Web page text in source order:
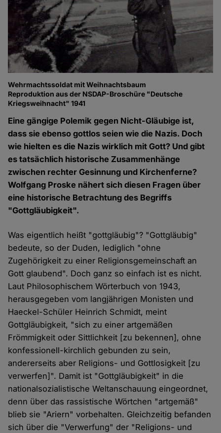
Wehrmachtssoldat mit Weihnachtsbaum
Reproduktion aus der NSDAP-Broschüre "Deutsche
Kriegsweihnacht" 1941
Eine gängige Polemik gegen Nicht-Gläubige ist,
dass sie ebenso gottlos seien wie die Nazis. Doch
wie hielten es die Nazis wirklich mit Gott? Und gibt
es tatsächlich historische Zusammenhänge
zwischen rechter Gesinnung und Kirchenferne?
Wolfgang Proske nähert sich diesen Fragen über
eine historische Betrachtung des Begriffs
"Gottgläubigkeit".
Was eigentlich heißt "gottgläubig"? "Gottgläubig"
bedeute, so der Duden, lediglich "ohne
Zugehörigkeit zu einer Religionsgemeinschaft an
Gott glaubend". Doch ganz so einfach ist es nicht.
Laut Philosophischem Wörterbuch von 1943,
herausgegeben vom langjährigen Monisten und
Haeckel-Schüler Heinrich Schmidt, meint
Gottgläubigkeit, "sich zu einer artgemäßen
Frömmigkeit oder Sittlichkeit [zu bekennen], ohne
konfessionell-kirchlich gebunden zu sein,
andererseits aber Religions- und Gottlosigkeit [zu
verwerfen]". Damit ist "Gottgläubigkeit" in die
nationalsozialistische Weltanschauung eingeordnet,
denn über das rassistische Wörtchen "artgemäß"
blieb sie "Ariern" vorbehalten. Gleichzeitig befanden
sich über die "Verwerfung" der "Religions- und